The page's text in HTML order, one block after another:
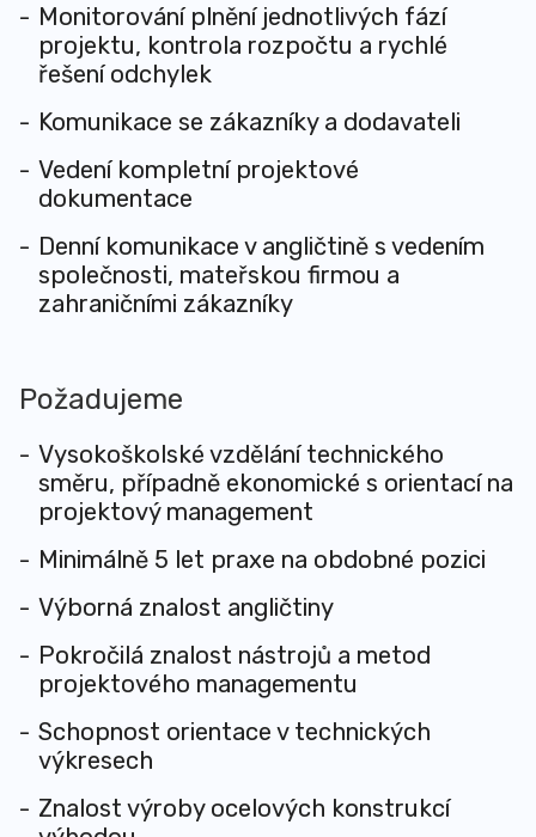
Monitorování plnění jednotlivých fází
projektu, kontrola rozpočtu a rychlé
řešení odchylek
Komunikace se zákazníky a dodavateli
Vedení kompletní projektové
dokumentace
Denní komunikace v angličtině s vedením
společnosti, mateřskou firmou a
zahraničními zákazníky
Požadujeme
Vysokoškolské vzdělání technického
směru, případně ekonomické s orientací na
projektový management
Minimálně 5 let praxe na obdobné pozici
Výborná znalost angličtiny
Pokročilá znalost nástrojů a metod
projektového managementu
Schopnost orientace v technických
výkresech
Znalost výroby ocelových konstrukcí